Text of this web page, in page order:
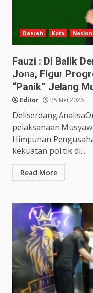
Daerah Kota
Fauzi : Di Balik
Jona, Figur
“Panik” Jelang
Editor 25 Mei 2026
pelaksanaan
Himpunan
kekuatan politik di...
Read More